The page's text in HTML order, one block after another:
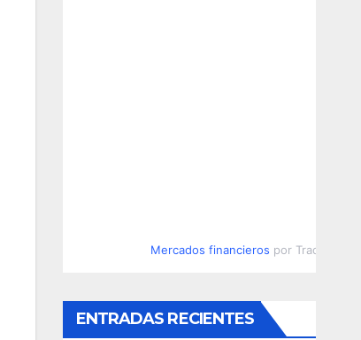
Mercados financieros por
ENTRADAS RECIENTES